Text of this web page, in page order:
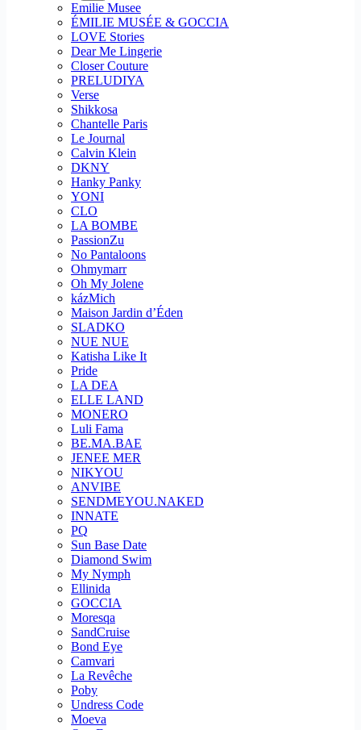
Emilie Musee
ÉMILIE MUSÉE & GOCCIA
LOVE Stories
Dear Me Lingerie
Closer Couture
PRELUDIYA
Verse
Shikkosa
Chantelle Paris
Le Journal
Calvin Klein
DKNY
Hanky Panky
YONI
CLO
LA BOMBE
PassionZu
No Pantaloons
Ohmymarr
Oh My Jolene
kázMich
Maison Jardin d’Éden
SLADKO
NUE NUE
Katisha Like It
Pride
LA DEA
ELLE LAND
MONERO
Luli Fama
BE.MA.BAE
JENEE MER
NIKYOU
ANVIBE
SENDMEYOU.NAKED
INNATE
PQ
Sun Base Date
Diamond Swim
My Nymph
Ellinida
GOCCIA
Moresqa
SandCruise
Bond Eye
Camvari
La Revêche
Poby
Undress Code
Moeva